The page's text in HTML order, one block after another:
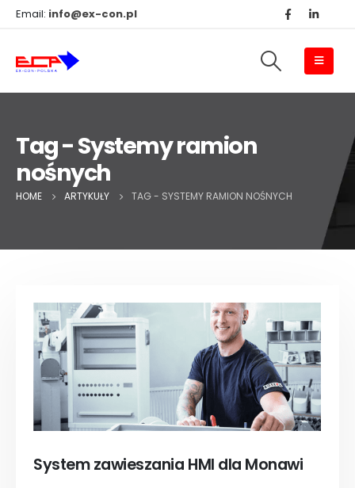
Email: info@ex-con.pl
Tag - Systemy ramion
nośnych
HOME ARTYKUŁY TAG - SYSTEMY RAMION NOŚNYCH
System zawieszania HMI dla Monawi